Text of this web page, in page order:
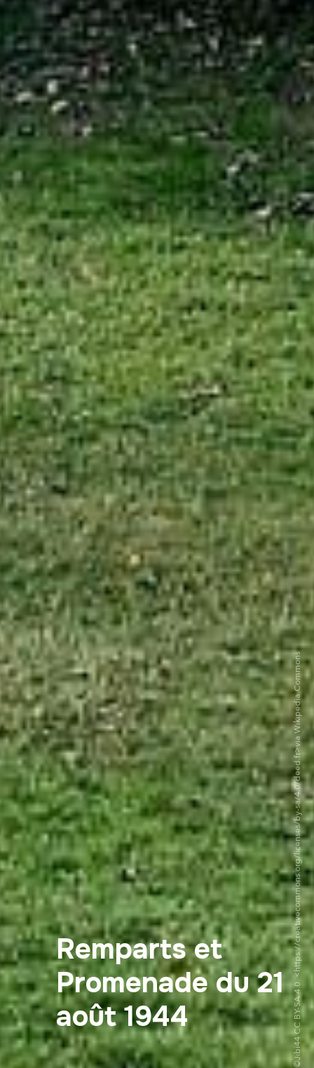
Remparts et
Promenade du 21
août 1944
©Jibi44 CC BY-SA 4.0. <https://creativecommons.org/licenses/by-sa/4.0/deed.fr>via Wikipedia Commons